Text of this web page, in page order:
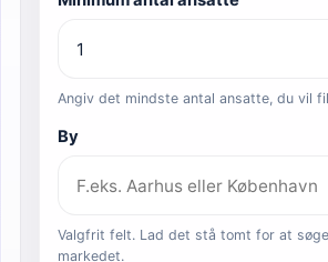
Angiv det mindste antal ansatte, du vil
By
Valgfrit felt. Lad det stå tomt for at
markedet.